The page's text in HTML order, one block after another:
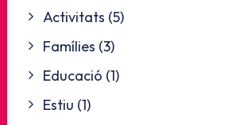
Activitats (5)
Famílies (3)
Educació (1)
Estiu (1)